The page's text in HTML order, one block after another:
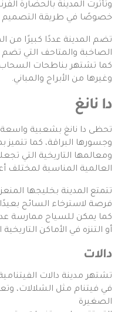
وتأثرت المدينة بالحضارة
خصوصًا في طريقة التصميم
تضم المدينة عددًا كبيرًا من
الصاخبة والمتاحف التي تضم
كما تشتهر بناطحات السحاب
وغيرها من الأبراج والمباني.
دا نانغ
تحظى دا نانغ بشعبية واسعة
وجسورها البراقة، كما تتميز
ومعالمها التاريخية التي
العالمية المناسبة لمختلف
تتمتع المدينة بخليجها
فرصة لاسترخاء السائح
كما يمكن للسياح ممارسة
أو التنزه في الأماكن
دالات
تشتهر مدينة دالات
في فيتنام مثل الشلالات،
الصغيرة